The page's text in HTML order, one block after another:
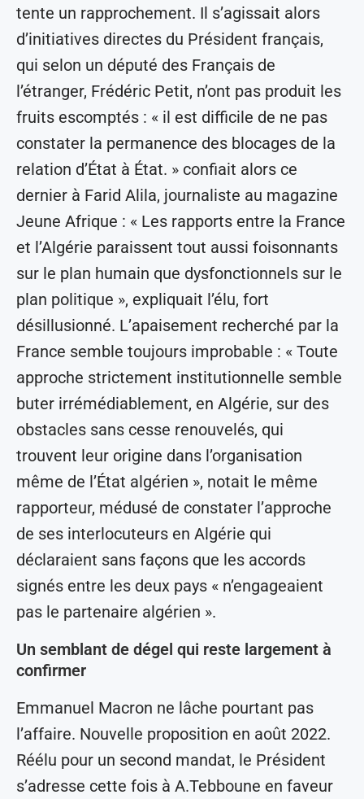
tente un rapprochement. Il s’agissait alors
d’initiatives directes du Président français,
qui selon un député des Français de
l’étranger, Frédéric Petit, n’ont pas produit les
fruits escomptés : « il est difficile de ne pas
constater la permanence des blocages de la
relation d’État à État. » confiait alors ce
dernier à Farid Alila, journaliste au magazine
Jeune Afrique : « Les rapports entre la France
et l’Algérie paraissent tout aussi foisonnants
sur le plan humain que dysfonctionnels sur le
plan politique », expliquait l’élu, fort
désillusionné. L’apaisement recherché par la
France semble toujours improbable : « Toute
approche strictement institutionnelle semble
buter irrémédiablement, en Algérie, sur des
obstacles sans cesse renouvelés, qui
trouvent leur origine dans l’organisation
même de l’État algérien », notait le même
rapporteur, médusé de constater l’approche
de ses interlocuteurs en Algérie qui
déclaraient sans façons que les accords
signés entre les deux pays « n’engageaient
pas le partenaire algérien ».
Un semblant de dégel qui reste largement à
confirmer
Emmanuel Macron ne lâche pourtant pas
l’affaire. Nouvelle proposition en août 2022.
Réélu pour un second mandat, le Président
s’adresse cette fois à A.Tebboune en faveur